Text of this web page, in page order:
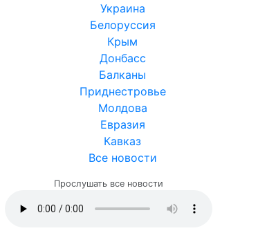
Украина
Белоруссия
Крым
Донбасс
Балканы
Приднестровье
Молдова
Евразия
Кавказ
Все новости
Прослушать все новости